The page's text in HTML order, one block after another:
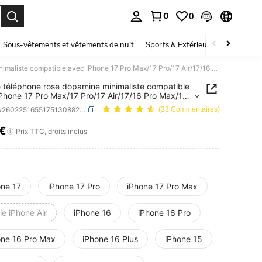
0 0
Sous-vêtements et vêtements de nuit Sports & Extérieur Enfants
Étui de téléphone rose dopamine minimaliste compatible avec IPhone 17 Pro Max/17 Pro/17 Air/17/16 Pro Max/16 Pro/16/16 Plus/15/15 Pro Max/15 Pro/15 Plus/11/12/13/14 Pro Max/12 Pro/12 Pro Max/13 Pro/13 Pro Max/7 Plus/14 Pro/14 Pro Max/14 Plus. Coque souple, design créatif pour hommes et femmes
téléphone rose dopamine minimaliste compatible
17 Pro Max/17 Pro/17 Air/17/16 Pro Max/16
16 Plus/15/15 Pro Max/15 Pro/15
12/13/14 Pro Max/12 Pro/12 Pro Max/13 Pro/13
7 Plus/14 Pro/14 Pro Max/14 Plus. Coque
design créatif pour hommes et femmes
SKU: sw260225165517513088234 (33 Commentaires)
AND AVAILABILITY
Prix TTC, droits inclus
17 iPhone 17 Pro iPhone 17 Pro Max
iPhone Air iPhone 16 iPhone 16 Pro
16 Pro Max iPhone 16 Plus iPhone 15